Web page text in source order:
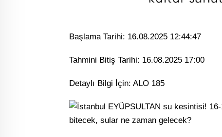
Başlama Tarihi: 16.08.2025 12:44:47
Tahmini Bitiş Tarihi: 16.08.2025 17:00
Detaylı Bilgi İçin: ALO 185